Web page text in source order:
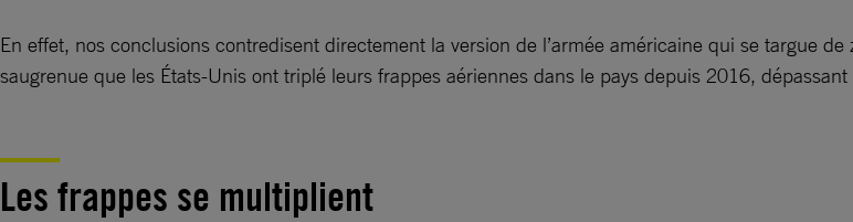
En effet, nos conclusions contredisent directement la version de l’armée américaine qui se targue
saugrenue que les États-Unis ont triplé leurs frappes aériennes dans le pays depuis 2016,
Les frappes se multiplient